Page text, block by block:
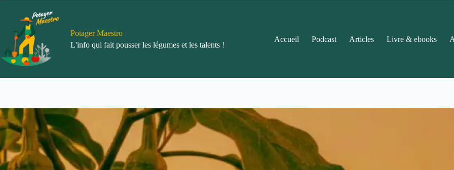
contenu
Potager Maestro
L'info qui fait pousser les légumes et les talents !
Accueil Podcast Articles Livre & ebooks